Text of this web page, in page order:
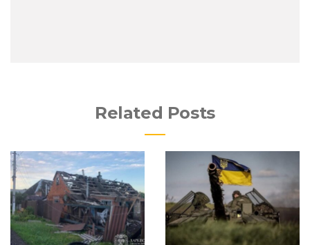
Related Posts